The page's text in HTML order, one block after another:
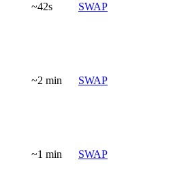
~42s SWAP
~2 min SWAP
~1 min SWAP